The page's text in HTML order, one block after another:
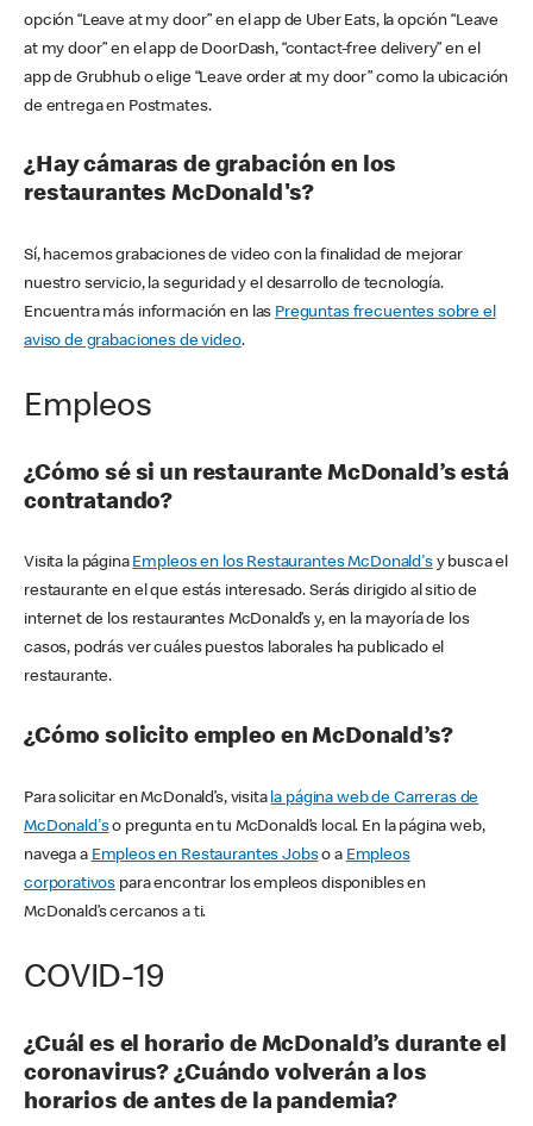
opción “Leave at my door” en el app de Uber Eats, la opción “Leave
at my door” en el app de DoorDash, “contact-free delivery” en el
app de Grubhub o elige “Leave order at my door” como la ubicación
de entrega en Postmates.
¿Hay cámaras de grabación en los
restaurantes McDonald's?
Sí, hacemos grabaciones de video con la finalidad de mejorar
nuestro servicio, la seguridad y el desarrollo de tecnología.
Encuentra más información en las Preguntas frecuentes sobre el
aviso de grabaciones de video.
Empleos
¿Cómo sé si un restaurante McDonald’s está
contratando?
Visita la página Empleos en los Restaurantes McDonald'sy busca el
restaurante en el que estás interesado. Serás dirigido al sitio de
internet de los restaurantes McDonald’s y, en la mayoría de los
casos, podrás ver cuáles puestos laborales ha publicado el
restaurante.
¿Cómo solicito empleo en McDonald’s?
Para solicitar en McDonald’s, visita la página web de Carreras de
McDonald'so pregunta en tu McDonald’s local. En la página web,
navega a Empleos en Restaurantes Jobso a Empleos
corporativos para encontrar los empleos disponibles en
McDonald’s cercanos a ti.
COVID-19
¿Cuál es el horario de McDonald’s durante el
coronavirus? ¿Cuándo volverán a los
horarios de antes de la pandemia?